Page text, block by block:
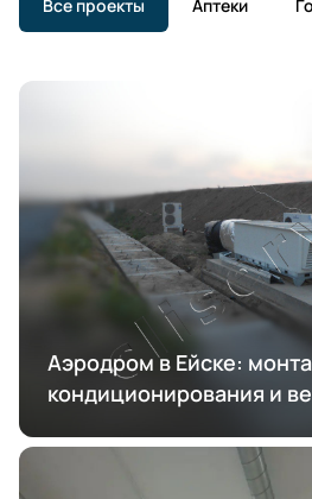
Все проекты Аптеки
Аэродром в Ейске:
кондиционирования и